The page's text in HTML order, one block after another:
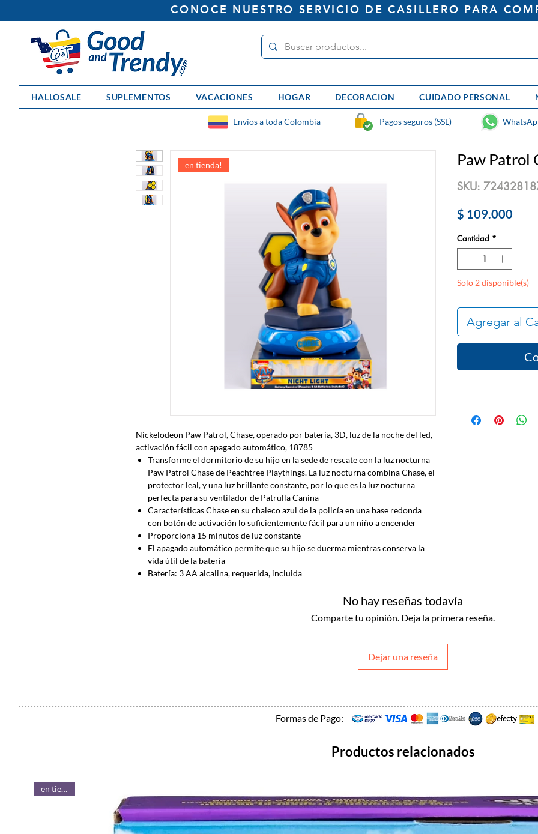
CONOCE NUESTRO SERVICIO DE CASILLERO PARA
HALLOSALE SUPLEMENTOS VACACIONES HOGAR DECORACION CUIDADO PERSONAL
Pagos seguros (SSL)
Envíos a toda Colombia
en tienda!
Nickelodeon Paw Patrol, Chase, operado por batería, 3D, luz de la noche del led,
activación fácil con apagado automático, 18785
Transforme el dormitorio de su hijo en la sede de rescate con la luz nocturna
Paw Patrol Chase de Peachtree Playthings. La luz nocturna combina Chase, el
protector leal, y una luz brillante constante, por lo que es la luz nocturna
perfecta para su ventilador de Patrulla Canina
Características Chase en su chaleco azul de la policía en una base redonda
con botón de activación lo suficientemente fácil para un niño a encender
Proporciona 15 minutos de luz constante
El apagado automático permite que su hijo se duerma mientras conserva la
vida útil de la batería
Batería: 3 AA alcalina, requerida, incluida
Paw Patrol
SKU:
$ 109.000
Cantidad *
Solo 2 disponible(s)
Agregar al
No hay reseñas todavía
Comparte tu opinión. Deja la primera reseña.
Dejar una reseña
Formas de Pago:
Productos relacionados
en tienda!